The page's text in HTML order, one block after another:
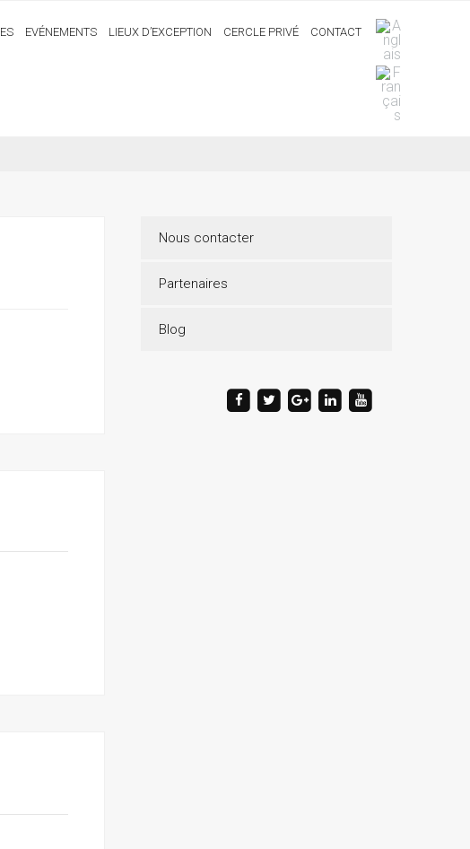
EVÉNEMENTS LIEUX D’EXCEPTION CERCLE PRIVÉ CONTACT
Nous contacter
Partenaires
Blog